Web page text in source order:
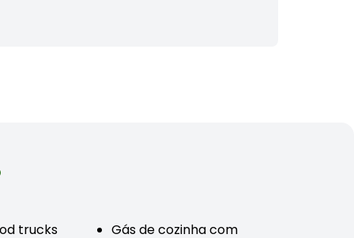
trucks
Gás de cozinha com